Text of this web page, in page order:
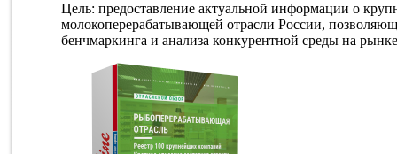
Цель: предоставление актуальной информации о
молокоперерабатывающей отрасли России,
бенчмаркинга и анализа конкурентной среды на